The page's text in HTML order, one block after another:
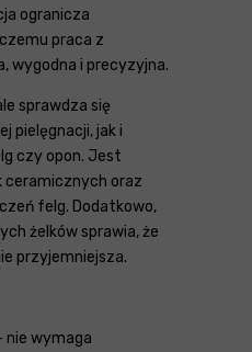
ogranicza
praca z
wygodna i precyzyjna.
sprawdza się
pielęgnacji, jak i
czy opon. Jest
ceramicznych oraz
felg. Dodatkowo,
żelków sprawia, że
przyjemniejsza.
nie wymaga